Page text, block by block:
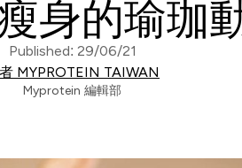
身的瑜珈
Published: 29/06/21
MYPROTEIN TAIWAN
Myprotein 編輯部